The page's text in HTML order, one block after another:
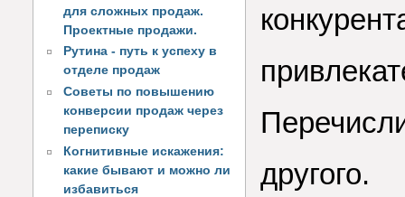
для сложных продаж.
Проектные продажи.
Рутина - путь к успеху в
отделе продаж
Советы по повышению
конверсии продаж через
переписку
Когнитивные искажения:
какие бывают и можно ли
избавиться
другого.